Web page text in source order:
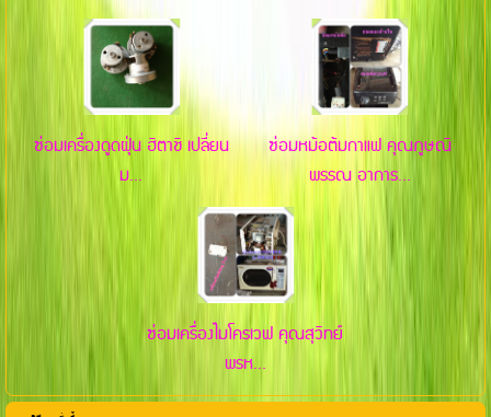
ซ่อมเครื่องดูดฝุ่น ฮิตาชิ เปลี่ยน
ม...
ซ่อมหม้อต้มกาแฟ คุณภูษณิ
พรรณ อาการ...
ซ่อมเครื่องไมโครเวฟ คุณสุวิทย์
พรห...